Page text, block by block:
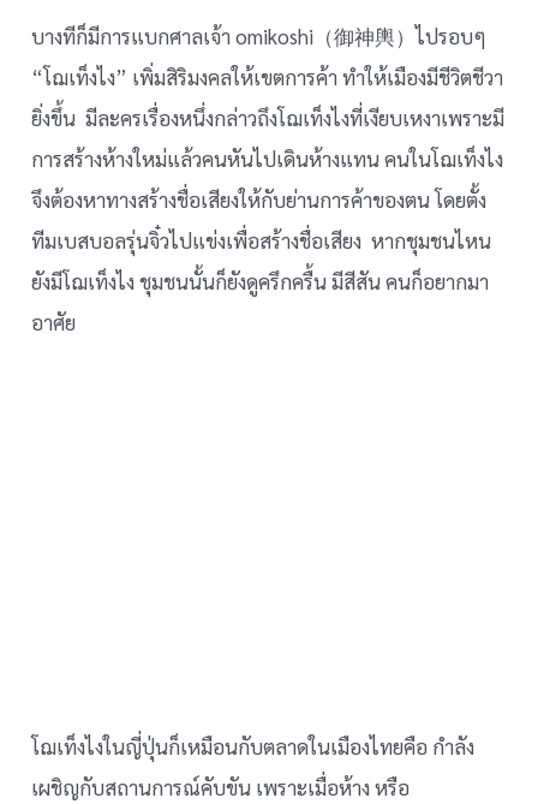
บางทีก็มีการแบกศาลเจ้า omikoshi（御神輿）ไปรอบๆ
“โฌเท็งไง” เพิ่มสิริมงคลให้เขตการค้า ทำให้เมืองมีชีวิตชีวา
ยิ่งขึ้น มีละครเรื่องหนึ่งกล่าวถึงโฌเท็งไงที่เงียบเหงาเพราะมี
การสร้างห้างใหม่แล้วคนหันไปเดินห้างแทน คนในโฌเท็งไง
จึงต้องหาทางสร้างชื่อเสียงให้กับย่านการค้าของตน โดยตั้ง
ทีมเบสบอลรุ่นจิ๋วไปแข่งเพื่อสร้างชื่อเสียง หากชุมชนไหน
ยังมีโฌเท็งไง ชุมชนนั้นก็ยังดูครึกครื้น มีสีสัน คนก็อยากมา
อาศัย
โฌเท็งไงในญี่ปุ่นก็เหมือนกับตลาดในเมืองไทยคือ กำลัง
เผชิญกับสถานการณ์คับขัน เพราะเมื่อห้าง หรือ